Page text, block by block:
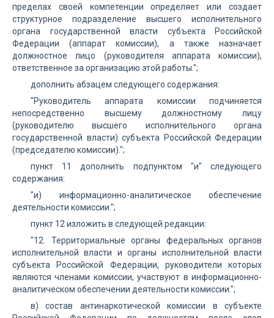
пределах своей компетенции определяет или создает
структурное подразделение высшего исполнительного
органа государственной власти субъекта Российской
Федерации (аппарат комиссии), а также назначает
должностное лицо (руководителя аппарата комиссии),
ответственное за организацию этой работы.";
дополнить абзацем следующего содержания:
"Руководитель аппарата комиссии подчиняется
непосредственно высшему должностному лицу
(руководителю высшего исполнительного органа
государственной власти) субъекта Российской Федерации
(председателю комиссии).";
пункт 11 дополнить подпунктом "и" следующего
содержания:
"и) информационно-аналитическое обеспечение
деятельности комиссии.";
пункт 12 изложить в следующей редакции:
"12. Территориальные органы федеральных органов
исполнительной власти и органы исполнительной власти
субъекта Российской Федерации, руководители которых
являются членами комиссии, участвуют в информационно-
аналитическом обеспечении деятельности комиссии.";
в) состав антинаркотической комиссии в субъекте